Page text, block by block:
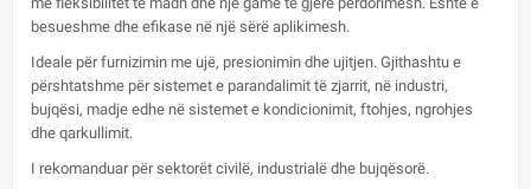
besueshme dhe efikase në një sërë aplikimesh.
Ideale për furnizimin me ujë, presionimin dhe ujitjen. Gjithashtu e
përshtatshme për sistemet e parandalimit të zjarrit, në industri,
bujqësi, madje edhe në sistemet e kondicionimit, ftohjes, ngrohjes
dhe qarkullimit.
I rekomanduar për sektorët civilë, industrialë dhe bujqësorë.